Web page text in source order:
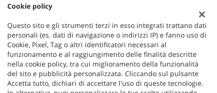
Via Nazionale, 171 PD - 36056 Tezze sul Brenta
Registro delle imprese:PD
Cookie policy
Questo sito e gli strumenti terzi in esso integrati trattano dati
personali (es. dati di navigazione o indirizzi IP) e fanno uso di
Cookie, Pixel, Tag o altri identificatori necessari al
funzionamento e al raggiungimento delle finalità descritte
nella cookie policy, tra cui miglioramento della funzionalità
del sito e pubblicità personalizzata. Cliccando sul pulsante
Accetta tutto, dichiari di accettare l'uso di queste tecnologie.